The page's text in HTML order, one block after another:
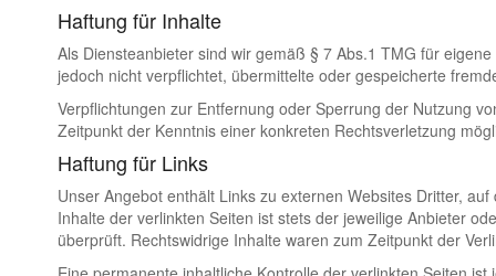
Haftung für Inhalte
Als Diensteanbieter sind wir gemäß § 7 Abs.1 TMG für
jedoch nicht verpflichtet, übermittelte oder gespeicherte
Verpflichtungen zur Entfernung oder Sperrung der Nutzung
Zeitpunkt der Kenntnis einer konkreten Rechtsverletzung
Haftung für Links
Unser Angebot enthält Links zu externen Websites Dritter,
Inhalte der verlinkten Seiten ist stets der jeweilige Anbieter
überprüft. Rechtswidrige Inhalte waren zum Zeitpunkt der